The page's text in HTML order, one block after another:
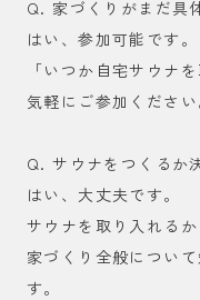
Q. 家づくりがまだ具
はい、参加可能です
「いつか自宅サウナ
気軽にご参加ください
Q. サウナをつくるか
はい、大丈夫です。
サウナを取り入れる
家づくり全般につい
す。